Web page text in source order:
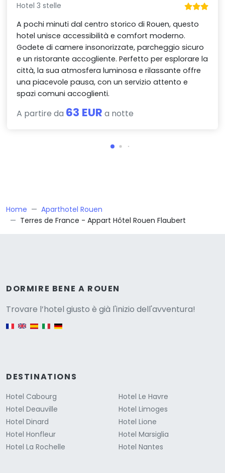
Hotel 3 stelle
A pochi minuti dal centro storico di Rouen, questo
hotel unisce accessibilità e comfort moderno.
Godete di camere insonorizzate, parcheggio sicuro
e un ristorante accogliente. Perfetto per esplorare la
città, la sua atmosfera luminosa e rilassante offre
una piacevole pausa, con un servizio attento e
spazi comuni accoglienti.
A partire da 63 EUR a notte
Home
Aparthotel Rouen
Terres de France - Appart Hôtel Rouen Flaubert
DORMIRE BENE A ROUEN
Trovare l’hotel giusto è già l'inizio dell'avventura!
English version
DESTINATIONS
Hotel Cabourg
Hotel Deauville
Hotel Dinard
Hotel Honfleur
Hotel La Rochelle
Hotel Le Havre
Hotel Limoges
Hotel Lione
Hotel Marsiglia
Hotel Nantes